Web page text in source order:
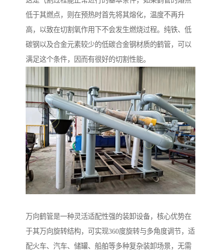
低于其燃点，则在预热时首先将其熔化，温度不再升
高，以致在切割氧作用下不会发生燃烧过程。纯铁、低
碳钢以及合金元素较少的低碳合金钢材质的鹤管，可以
满足这个条件，因而有很好的切割性能。
万向鹤管是一种灵活适配性强的装卸设备，核心优势在
于其万向旋转结构，可实现360度旋转与多角度调节，适
配火车、汽车、储罐、船舶等多种复杂装卸场景，无需